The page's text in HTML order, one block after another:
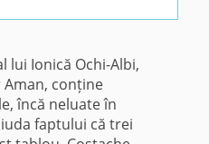
lui Ionică Ochi-Albi,
conține
încă neluate în
faptului că trei